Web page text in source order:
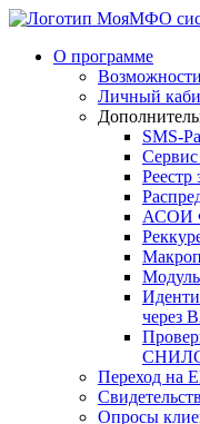
О программе
Личный
SMS-
Сервис
АСОИ
через
СНИЛС
Переход на
Опросы